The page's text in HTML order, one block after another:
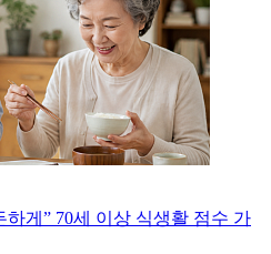
하게” 70세 이상 식생활 점수 가